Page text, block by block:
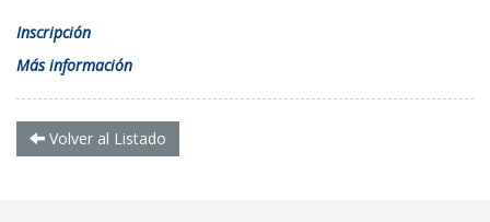
Inscripción
Más información
Volver al Listado